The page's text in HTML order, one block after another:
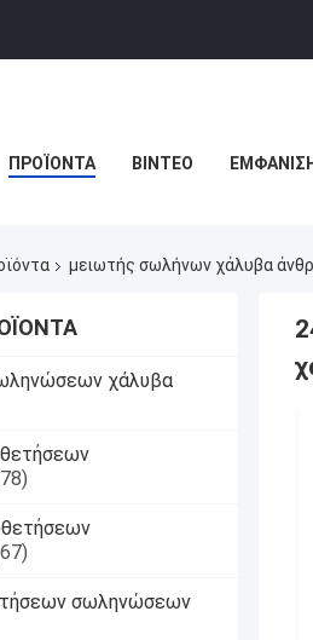
ΠΡΟΪΌΝΤΑ ΒΊΝΤΕΟ
μειωτής σωλήνων χάλυβα
χάλυβα
σωληνώσεων